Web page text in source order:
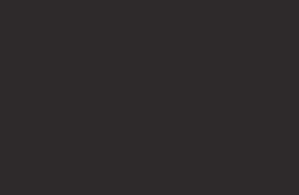
Противовыбросовое